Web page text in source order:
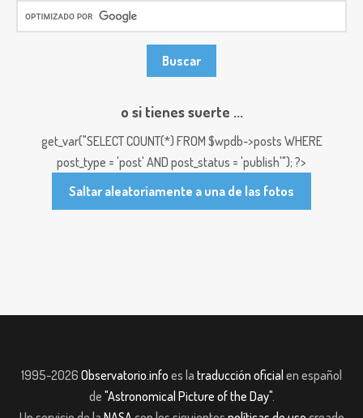
o si tienes suerte ...
get_var("SELECT COUNT(*) FROM $wpdb->posts WHERE
post_type = 'post' AND post_status = 'publish'"); ?>
Saltar aleatoriamente a una de las fotos
1995-2026 Observatorio.info es la traducción oficial en español
de "Astronomical Picture of the Day".